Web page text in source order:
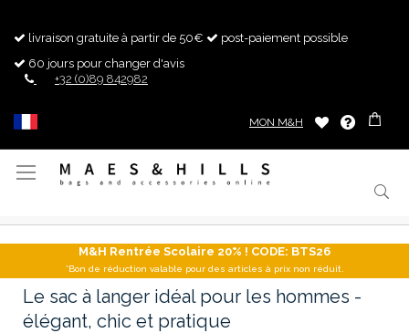
livraison gratuite à partir de 50€
post-paiement possible
60 jours pour changer d'avis
+32 (0)89 842982
MON M&H
Basculer
M&H Rentrée Scolaire 20% ! CODE: BTS26
*Bon de réduction valable pour des articles à prix non réduit.
Le sac à langer idéal pour les hommes -
élégant, chic et pratique